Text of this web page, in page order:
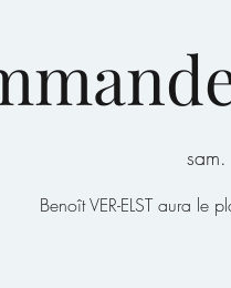
Benoît VER-ELST aura le